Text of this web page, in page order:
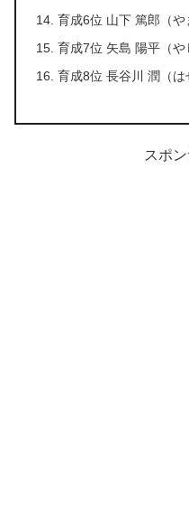
育成6位 山下 篤郎（や
育成7位 矢島 陽平（や
育成8位 長谷川 潤（は
スポ